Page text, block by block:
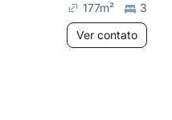
177m²
3
Ver contato